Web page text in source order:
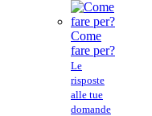
Come
fare per?
Le
risposte
alle tue
domande